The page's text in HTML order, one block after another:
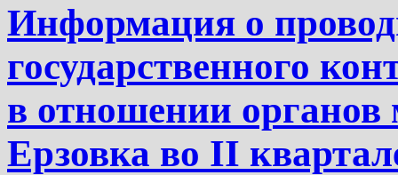
Информация о
государственного
в отношении органов
Ерзовка во II